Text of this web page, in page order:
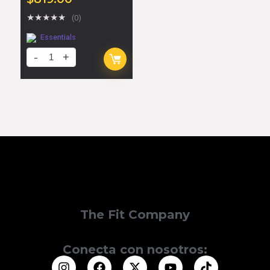
★★★★★ (0)
Essentials
The Fit Company
Conecta con nosotros: